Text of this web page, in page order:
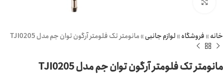
خانه»فروشگاه»لوازم جانبی»مانومتر تک فلومتر آرگون توان جم مدل TJI0205
مانومتر تک فلومتر آرگون توان جم مدل TJI0205